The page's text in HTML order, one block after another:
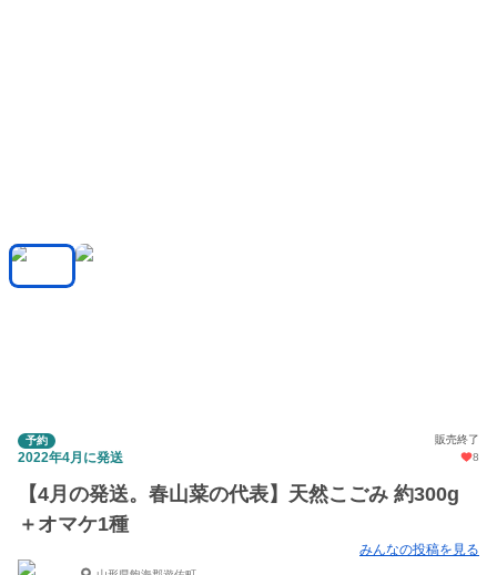
予約 販売終了
2022年4月に発送 8
【4月の発送。春山菜の代表】天然こごみ 約300g
＋オマケ1種
みんなの投稿を見る